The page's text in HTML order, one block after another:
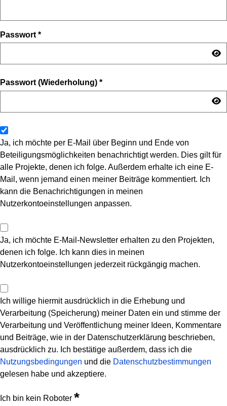
Passwort *
Passwort (Wiederholung) *
Ja, ich möchte per E-Mail über Beginn und Ende von
Beteiligungsmöglichkeiten benachrichtigt werden. Dies gilt für
alle Projekte, denen ich folge. Außerdem erhalte ich eine E-
Mail, wenn jemand einen meiner Beiträge kommentiert. Ich
kann die Benachrichtigungen in meinen
Nutzerkontoeinstellungen anpassen.
Ja, ich möchte E-Mail-Newsletter erhalten zu den Projekten,
denen ich folge. Ich kann dies in meinen
Nutzerkontoeinstellungen jederzeit rückgängig machen.
Ich willige hiermit ausdrücklich in die Erhebung und
Verarbeitung (Speicherung) meiner Daten ein und stimme der
Verarbeitung und Veröffentlichung meiner Ideen, Kommentare
und Beiträge, wie in der Datenschutzerklärung beschrieben,
ausdrücklich zu. Ich bestätige außerdem, dass ich die
Nutzungsbedingungen und die Datenschutzbestimmungen
gelesen habe und akzeptiere.
Ich bin kein Roboter *